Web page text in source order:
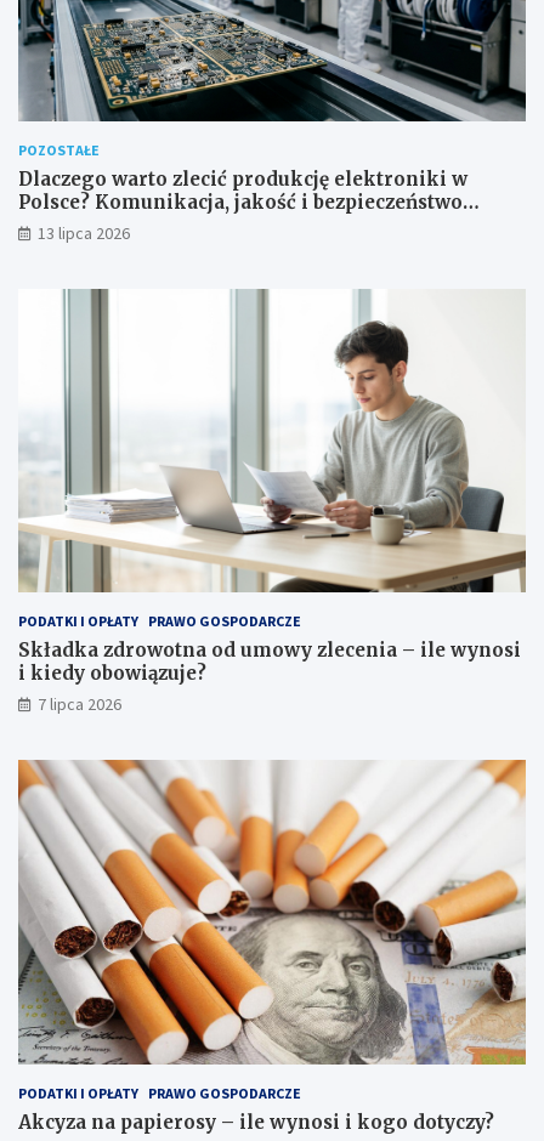
POZOSTAŁE
Dlaczego warto zlecić produkcję elektroniki w
Polsce? Komunikacja, jakość i bezpieczeństwo
dostaw
13 lipca 2026
PODATKI I OPŁATY PRAWO GOSPODARCZE
Składka zdrowotna od umowy zlecenia – ile wynosi
i kiedy obowiązuje?
7 lipca 2026
PODATKI I OPŁATY PRAWO GOSPODARCZE
Akcyza na papierosy – ile wynosi i kogo dotyczy?